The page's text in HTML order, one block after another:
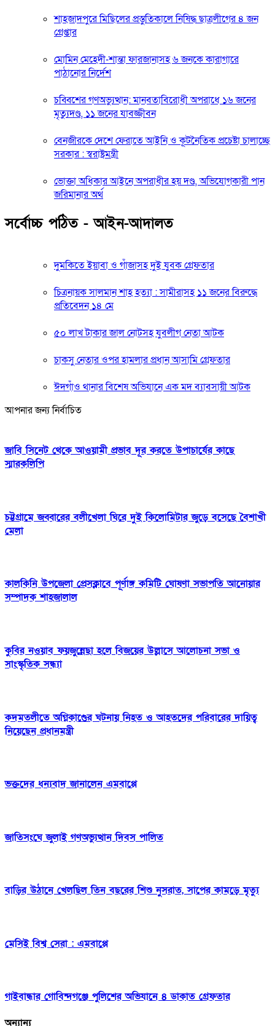
শাহজাদপুরে মিছিলের প্রস্তুতিকালে নিষিদ্ধ ছাত্রলীগের ৪ জন
গ্রেপ্তার
মোমিন মেহেদী-শান্তা ফারজানাসহ ৬ জনকে কারাগারে
পাঠানোর নির্দেশ
চব্বিশের গণঅভ্যুত্থান: মানবতাবিরোধী অপরাধে ১৬ জনের
মৃত্যুদণ্ড, ১১ জনের যাবজ্জীবন
বেনজীরকে দেশে ফেরাতে আইনি ও কূটনৈতিক প্রচেষ্টা চালাচ্ছে
সরকার : স্বরাষ্ট্রমন্ত্রী
ভোক্তা অধিকার আইনে অপরাধীর হয় দণ্ড, অভিযোগকারী পান
জরিমানার অর্থ
সর্বোচ্চ পঠিত - আইন-আদালত
দুমকিতে ইয়াবা ও গাঁজাসহ দুই যুবক গ্রেফতার
চিত্রনায়ক সালমান শাহ হত্যা : সামীরাসহ ১১ জনের বিরুদ্ধে
প্রতিবেদন ১৪ মে
৫০ লাখ টাকার জাল নোটসহ যুবলীগ নেতা আটক
চাকসু নেতার ওপর হামলার প্রধান আসামি গ্রেফতার
ঈদগাঁও থানার বিশেষ অভিযানে এক মদ ব্যাবসায়ী আটক
আপনার জন্য নির্বাচিত
জাবি সিনেট থেকে আওয়ামী প্রভাব দূর করতে উপাচার্যের কাছে
স্মারকলিপি
চট্টগ্রামে জব্বারের বলীখেলা ঘিরে দুই কিলোমিটার জুড়ে বসেছে বৈশাখী
মেলা
কালকিনি উপজেলা প্রেসক্লাবে পূর্ণাঙ্গ কমিটি ঘোষণা সভাপতি আনোয়ার
সম্পাদক শাহজালাল
কুবির নওয়াব ফয়জুন্নেছা হলে বিজয়ের উল্লাসে আলোচনা সভা ও
সাংস্কৃতিক সন্ধ্যা
কদমতলীতে অগ্নিকাণ্ডের ঘটনায় নিহত ও আহতদের পরিবারের দায়িত্ব
নিয়েছেন প্রধানমন্ত্রী
ভক্তদের ধন্যবাদ জানালেন এমবাপ্পে
জাতিসংঘে জুলাই গণঅভ্যুত্থান দিবস পালিত
বাড়ির উঠানে খেলছিল তিন বছরের শিশু নুসরাত, সাপের কামড়ে মৃত্যু
মেসিই বিশ্ব সেরা : এমবাপ্পে
গাইবান্ধার গোবিন্দগঞ্জে পুলিশের অভিযানে ৪ ডাকাত গ্রেফতার
অন্যান্য